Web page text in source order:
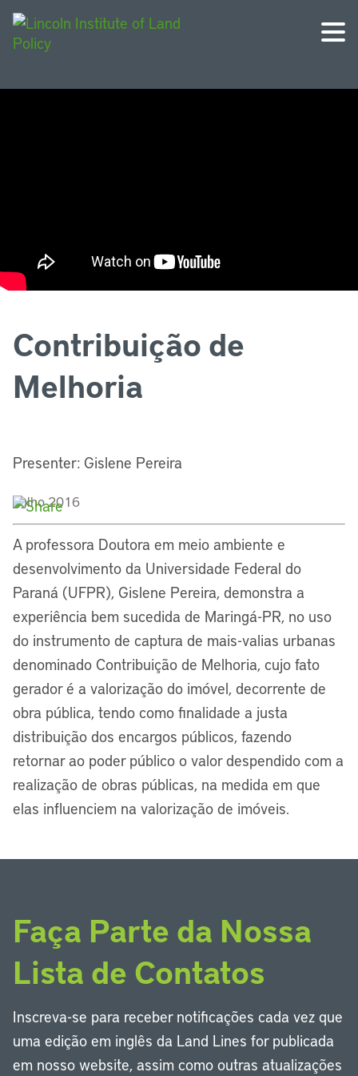
Contribuição de
Melhoria
Presenter: Gislene Pereira
Julho 2016
A professora Doutora em meio ambiente e
desenvolvimento da Universidade Federal do
Paraná (UFPR), Gislene Pereira, demonstra a
experiência bem sucedida de Maringá-PR, no uso
do instrumento de captura de mais-valias urbanas
denominado Contribuição de Melhoria, cujo fato
gerador é a valorização do imóvel, decorrente de
obra pública, tendo como finalidade a justa
distribuição dos encargos públicos, fazendo
retornar ao poder público o valor despendido com a
realização de obras públicas, na medida em que
elas influenciem na valorização de imóveis.
Faça Parte da Nossa
Lista de Contatos
Inscreva-se para receber notificações cada vez que
uma edição em inglês da Land Lines for publicada
em nosso website, assim como outras atualizações